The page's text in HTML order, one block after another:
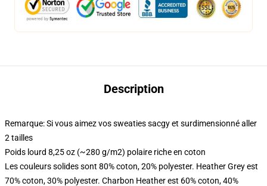
Description
Remarque: Si vous aimez vos sweaties sacgy et surdimensionné aller
2 tailles
Poids lourd 8,25 oz (~280 g/m2) polaire riche en coton
Les couleurs solides sont 80% coton, 20% polyester. Heather Grey est
70% coton, 30% polyester. Charbon Heather est 60% coton, 40%